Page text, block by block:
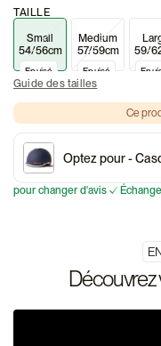
TAILLE
Small
54/56cm
Epuisé
Medium
57/59cm
Epuisé
59/
Guide des tailles
Ce
Optez pour-
changer d'avis Échange et
Découvrez